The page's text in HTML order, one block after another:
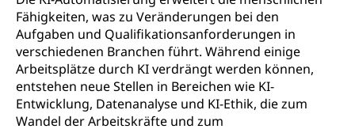
Fähigkeiten, was zu Veränderungen bei den
Aufgaben und Qualifikationsanforderungen in
verschiedenen Branchen führt. Während einige
Arbeitsplätze durch KI verdrängt werden können,
entstehen neue Stellen in Bereichen wie KI-
Entwicklung, Datenanalyse und KI-Ethik, die zum
Wandel der Arbeitskräfte und zum